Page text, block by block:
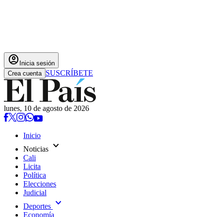
account_circle Inicia sesión
Crea cuenta SUSCRÍBETE
lunes, 10 de agosto de 2026
Inicio
Noticias expand_more
Cali
Licita
Política
Elecciones
Judicial
Deportes expand_more
Economía